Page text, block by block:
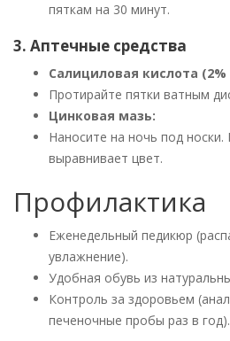
пяткам на 30 минут.
3. Аптечные средства
Салициловая кислота (2%
Протирайте пятки ватным
Цинковая мазь:
Наносите на ночь под
выравнивает цвет.
Профилактика
Еженедельный педикюр
увлажнение).
Удобная обувь из
Контроль за здоровьем
печеночные пробы раз в год).